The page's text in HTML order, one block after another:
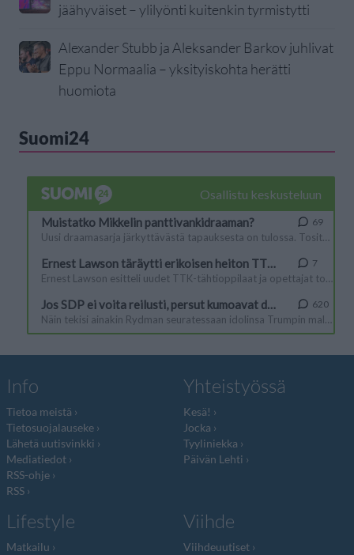
jäähyväiset – ylilyönti kuitenkin tyrmistytti
Alexander Stubb ja Aleksander Barkov juhlivat
Eppu Normaalia – yksityiskohta herätti
huomiota
Suomi24
Info
Tietoa meistä
Tietosuojalauseke
Lähetä uutisvinkki
Mediatiedot
RSS-ohje
RSS
Yhteistyössä
Kesä!
Jocka
Tyyliniekka
Päivän Lehti
Lifestyle
Matkailu
Viihde
Viihdeuutiset